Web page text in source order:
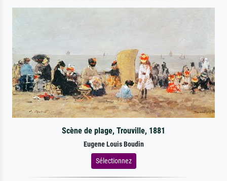
Scène de plage, Trouville, 1881
Eugene Louis Boudin
Sélectionnez